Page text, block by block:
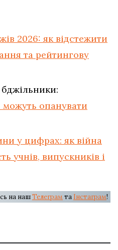
2026: як відстежити
та рейтингову
бджільники:
опанувати
у цифрах: як війна
учнів, випускників і
на нашТелеграм та Інстаграм!